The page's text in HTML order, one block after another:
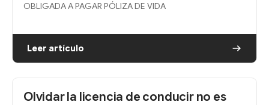
OBLIGADA A PAGAR PÓLIZA DE VIDA
Leer artículo
Olvidar la licencia de conducir no es